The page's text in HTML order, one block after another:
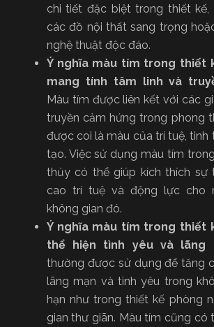
chi tiết đặc biệt trong thiết kế,
các đồ nội thất sang trọng
nghệ thuật độc đáo.
Ý nghĩa màu tím trong thiết
mang tính tâm linh và
Màu tím được liên kết với các
truyền cảm hứng trong phong
được coi là màu của trí tuệ, tinh
tạo. Việc sử dụng màu tím
thủy có thể giúp kích thích sự
cao trí tuệ và động lực cho
không gian đó.
Ý nghĩa màu tím trong thiết
thể hiện tình yêu và lãng
thường được sử dụng để tăng
lãng mạn và tình yêu trong
hạn như trong thiết kế phòng
gian thư giãn. Màu tím cũng có